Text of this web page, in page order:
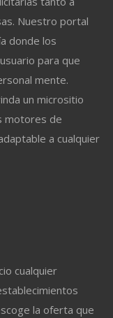
Nuestro portal
donde los
para que
mente.
un micrositio
motores de
a cualquier
cualquier
la oferta que